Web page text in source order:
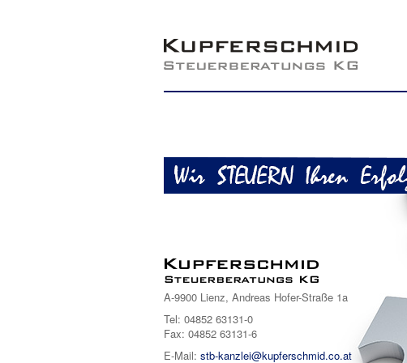
A-9900 Lienz, Andreas Hofer-Straße 1a
Tel: 04852 63131-0
Fax: 04852 63131-6
E-Mail: stb-kanzlei@kupferschmid.co.at